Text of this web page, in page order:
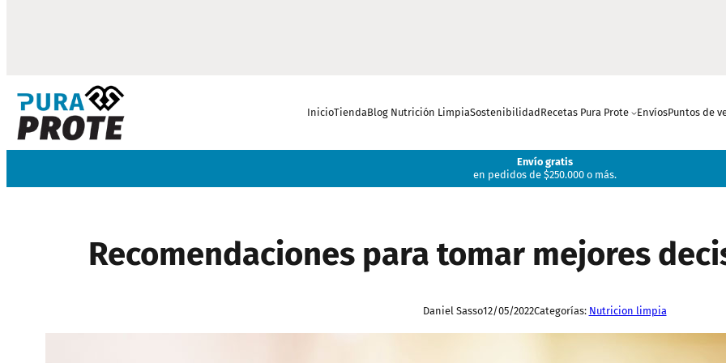
InicioTiendaBlog Nutrición LimpiaSostenibilidadRecetas Pura Prote EnvíosPuntos de
Envío gratis
en pedidos de $250.000 o más.
Recomendaciones para tomar mejores
Daniel Sasso12/05/2022Categorías: Nutricion limpia